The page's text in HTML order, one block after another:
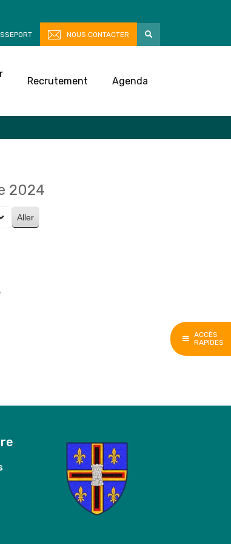
ACCÈS
RAPIDES
NOUS CONTACTER
Recrutement Agenda
2024